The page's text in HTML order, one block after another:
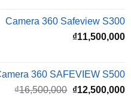
Camera 360 SAFEVIEW S500
gốc
₫16,500,000.
TMAS 10.33 Inch Cho